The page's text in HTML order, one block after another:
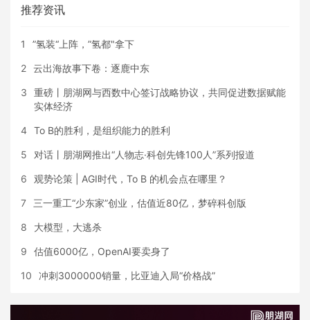
推荐资讯
1 ”氢装“上阵，”氢都"拿下
2 云出海故事下卷：逐鹿中东
3
重磅丨朋湖网与西数中心签订战略协议，共同促进数据赋能
实体经济
4 To B的胜利，是组织能力的胜利
5 对话丨朋湖网推出“人物志·科创先锋100人”系列报道
6 观势论策 | AGI时代，To B 的机会点在哪里？
7 三一重工“少东家”创业，估值近80亿，梦碎科创版
8 大模型，大逃杀
9 估值6000亿，OpenAI要卖身了
10 冲刺3000000销量，比亚迪入局“价格战”